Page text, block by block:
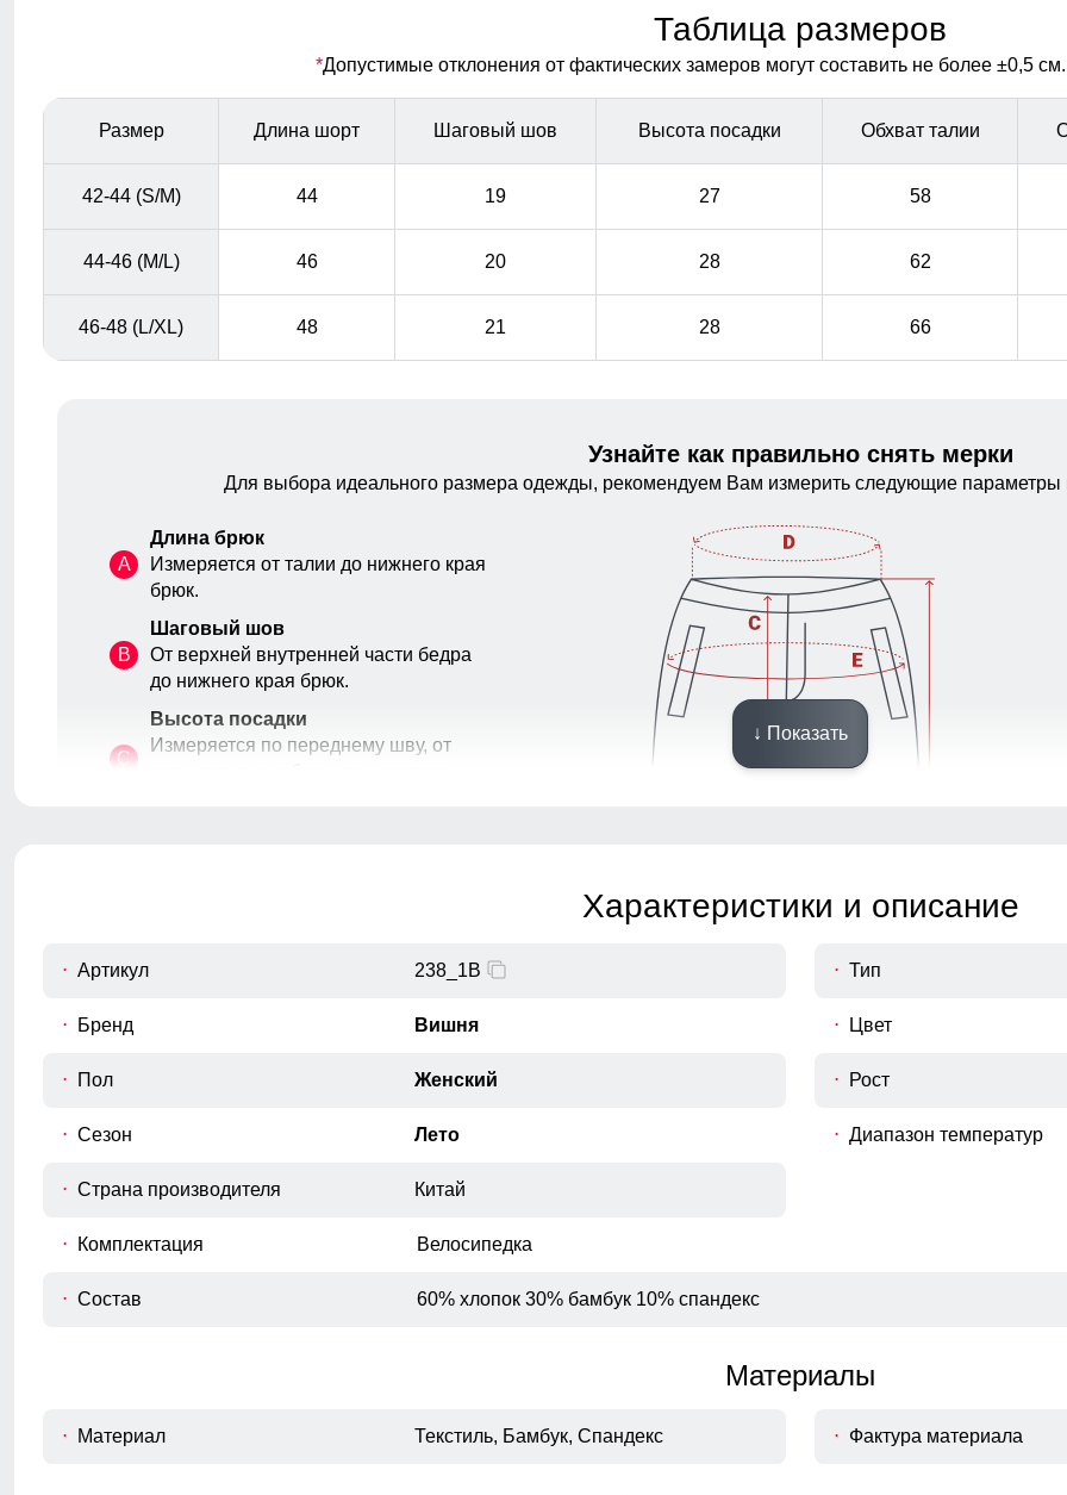
Таблица размеров
*Допустимые отклонения от фактических замеров могут составить не более ±0,5
Размер Длина шорт Шаговый шов Высота посадки Обхват талии
42-44 (S/M) 44 19 27 58
44-46 (M/L) 46 20 28 62
46-48 (L/XL) 48 21 28 66
Узнайте как правильно снять мерки
Для выбора идеального размера одежды, рекомендуем Вам измерить следующие
A
Длина брюк
Измеряется от талии до нижнего края
брюк.
B
Шаговый шов
От верхней внутренней части бедра
до нижнего края брюк.
C
Высота посадки
Измеряется по переднему шву, от
↓ Показать
Характеристики и описание
Артикул 238_1B
Бренд Вишня
Пол Женский
Сезон Лето
Страна производителя Китай
Тип
Цвет
Рост
Диапазон температур
Комплектация Велосипедка
Состав 60% хлопок 30% бамбук 10% спандекс
Материалы
Материал Текстиль, Бамбук, Спандекс Фактура материала